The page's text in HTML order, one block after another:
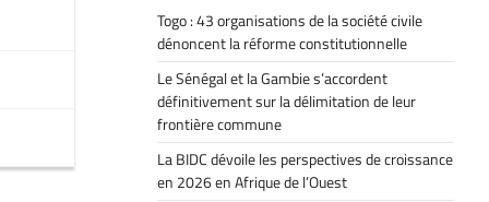
Togo : 43 organisations de la société civile
dénoncent la réforme constitutionnelle
Le Sénégal et la Gambie s’accordent
définitivement sur la délimitation de leur
frontière commune
La BIDC dévoile les perspectives de croissance
en 2026 en Afrique de l’Ouest